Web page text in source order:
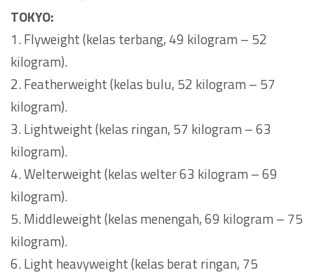
TOKYO:
1. Flyweight (kelas terbang, 49 kilogram – 52
kilogram).
2. Featherweight (kelas bulu, 52 kilogram – 57
kilogram).
3. Lightweight (kelas ringan, 57 kilogram – 63
kilogram).
4. Welterweight (kelas welter 63 kilogram – 69
kilogram).
5. Middleweight (kelas menengah, 69 kilogram – 75
kilogram).
6. Light heavyweight (kelas berat ringan, 75